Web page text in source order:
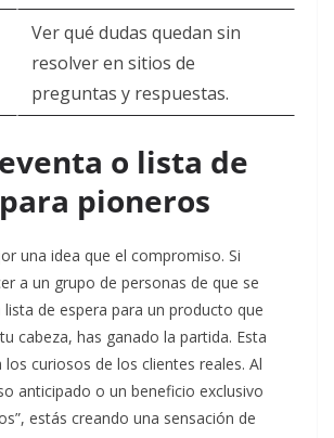
Ver qué dudas quedan sin
resolver en sitios de
preguntas y respuestas.
o lista de
pioneros
una idea que el compromiso. Si
a un grupo de personas de que se
lista de espera para un producto que
cabeza, has ganado la partida. Esta
los curiosos de los clientes reales. Al
anticipado o un beneficio exclusivo
estás creando una sensación de